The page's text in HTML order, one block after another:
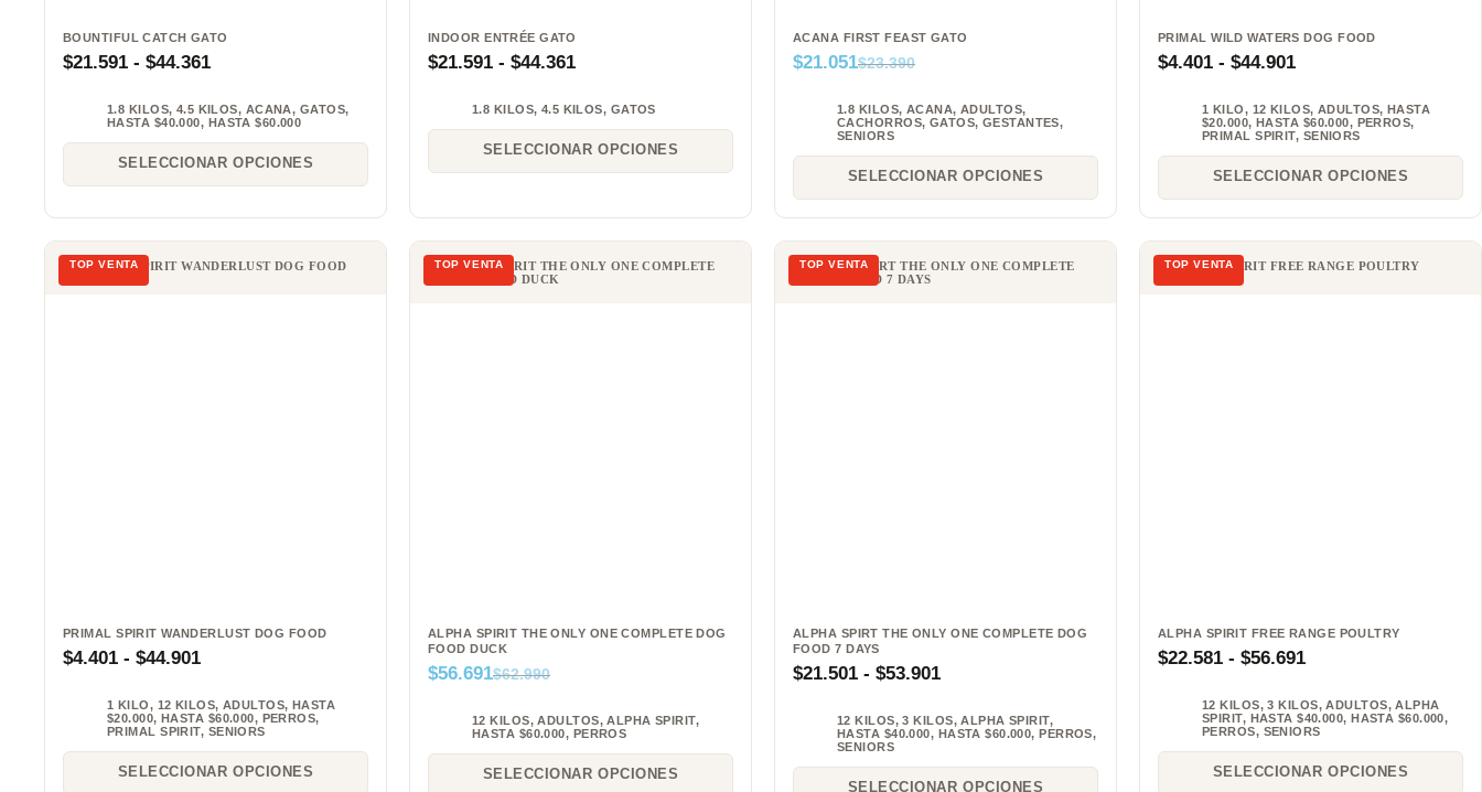
BOUNTIFUL CATCH GATO
$21.591 - $44.361
1.8 KILOS, 4.5 KILOS, ACANA, GATOS,
HASTA $40.000, HASTA $60.000
SELECCIONAR OPCIONES
INDOOR ENTRÉE GATO
$21.591 - $44.361
1.8 KILOS, 4.5 KILOS, GATOS
SELECCIONAR OPCIONES
ACANA FIRST FEAST GATO
$23.390
$21.051
1.8 KILOS, ACANA, ADULTOS,
CACHORROS, GATOS, GESTANTES,
SENIORS
SELECCIONAR OPCIONES
PRIMAL WILD WATERS DOG FOOD
$4.401 - $44.901
1 KILO, 12 KILOS, ADULTOS, HASTA
$20.000, HASTA $60.000, PERROS,
PRIMAL SPIRIT, SENIORS
SELECCIONAR OPCIONES
PRIMAL SPIRIT WANDERLUST DOG FOOD
$4.401 - $44.901
1 KILO, 12 KILOS, ADULTOS, HASTA
$20.000, HASTA $60.000, PERROS,
PRIMAL SPIRIT, SENIORS
SELECCIONAR OPCIONES
ALPHA SPIRIT THE ONLY ONE COMPLETE DOG
FOOD DUCK
$62.990
$56.691
12 KILOS,ADULTOS,ALPHA SPIRIT,
HASTA $60.000, PERROS
SELECCIONAR OPCIONES
ALPHA SPIRT THE ONLY ONE COMPLETE DOG
FOOD 7 DAYS
$21.501 - $53.901
12 KILOS,3 KILOS,ALPHA SPIRIT,
HASTA $40.000, HASTA $60.000,PERROS,
SENIORS
SELECCIONAR OPCIONES
ALPHA SPIRIT FREE RANGE POULTRY
$22.581 - $56.691
12 KILOS,3 KILOS,ADULTOS,ALPHA
SPIRIT, HASTA $40.000,HASTA $60.000,
PERROS, SENIORS
SELECCIONAR OPCIONES